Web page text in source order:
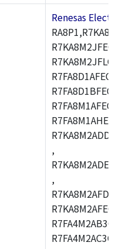
Renesas
,
,